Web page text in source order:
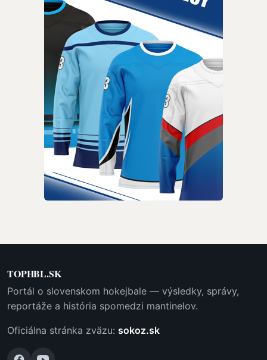
TOPHBL.SK
Portál o slovenskom hokejbale — výsledky, správy,
reportáže a história spomedzi mantinelov.
Oficiálna stránka zväzu: sokoz.sk